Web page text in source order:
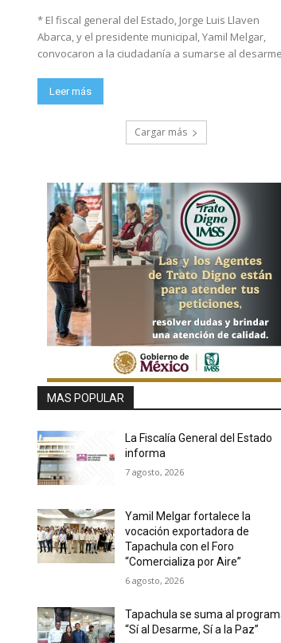
* El fiscal general del Estado, Jorge Luis Llaven
Abarca, y el presidente municipal, Yamil Melgar,
convocaron a la ciudadanía a sumarse al
Leer más
Cargar más
MAS POPULAR
La Fiscalía General del Estado
informa
7 agosto, 2026
Yamil Melgar fortalece la
vocación exportadora de
Tapachula con el Foro
“Comercializa por Aire”
6 agosto, 2026
Tapachula se suma al
“Sí al Desarme, Sí a la Paz”